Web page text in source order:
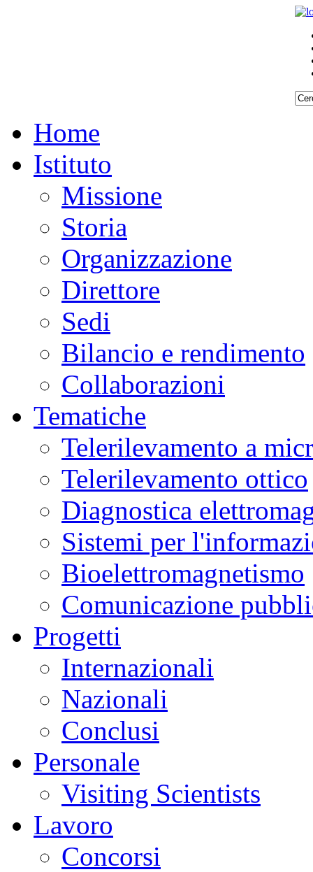
Home
Istituto
Missione
Storia
Organizzazione
Direttore
Sedi
Bilancio e rendimento
Collaborazioni
Tematiche
Telerilevamento a
Telerilevamento ottico
Diagnostica
Sistemi per
Bioelettromagnetismo
Comunicazione
Progetti
Internazionali
Nazionali
Conclusi
Personale
Visiting Scientists
Lavoro
Concorsi